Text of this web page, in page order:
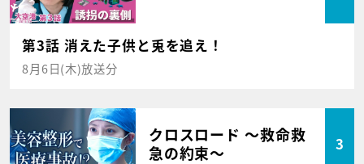
第3話 消えた子供と兎を追え！
8月6日(木)放送分
クロスロード ～救命救
急の約束～
3